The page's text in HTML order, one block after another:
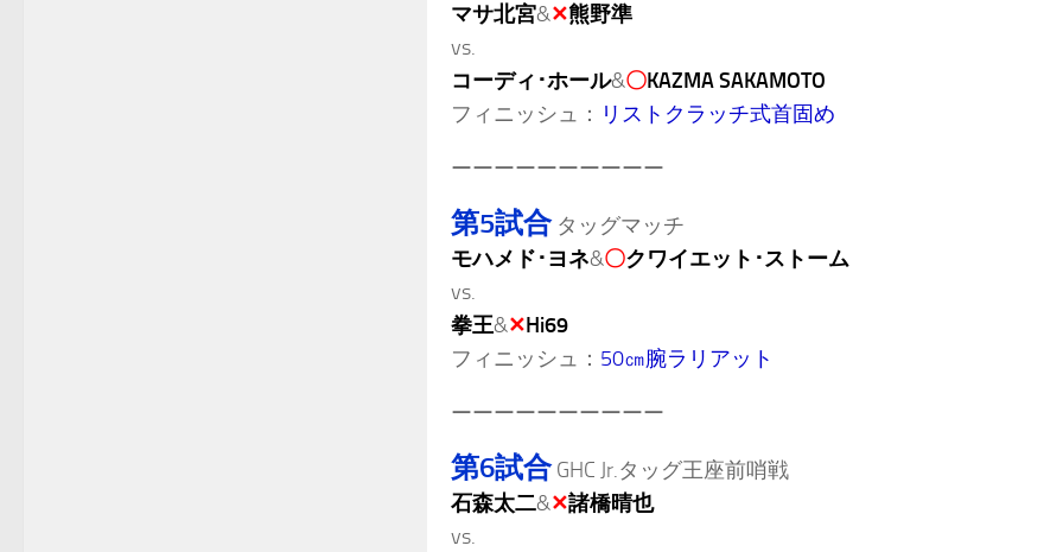
マサ北宮&✕熊野準
vs.
コーディ･ホール&〇KAZMA SAKAMOTO
フィニッシュ： リストクラッチ式首固め
ーーーーーーーーーー
第5試合タッグマッチ
モハメド･ヨネ&〇クワイエット･ストーム
vs.
拳王&✕Hi69
フィニッシュ： 50㎝腕ラリアット
ーーーーーーーーーー
第6試合GHC Jr.タッグ王座前哨戦
石森太二&✕諸橋晴也
vs.